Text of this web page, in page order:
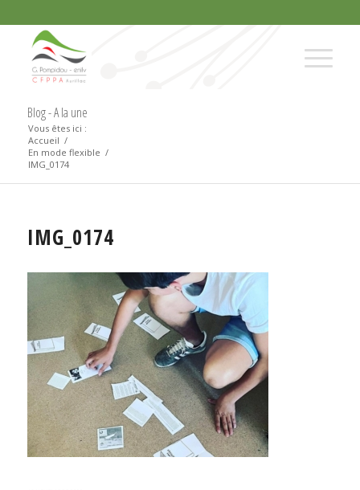
Blog - A la une
Vous êtes ici :
Accueil /
En mode flexible /
IMG_0174
IMG_0174